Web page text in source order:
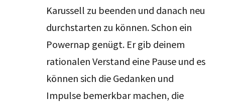
Karussell zu beenden und danach neu
durchstarten zu können. Schon ein
Powernap genügt. Er gib deinem
rationalen Verstand eine Pause und es
können sich die Gedanken und
Impulse bemerkbar machen, die